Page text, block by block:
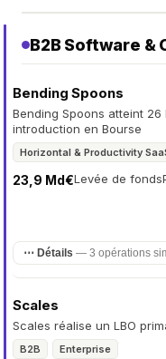
B2B Software &
Bending Spoons
Bending Spoons atteint
introduction en Bourse
Horizontal & Productivity
Levée de fonds
23,9 Md€
⋯ Détails — 3 opérations
Scales
Scales réalise un LBO
B2B Enterprise